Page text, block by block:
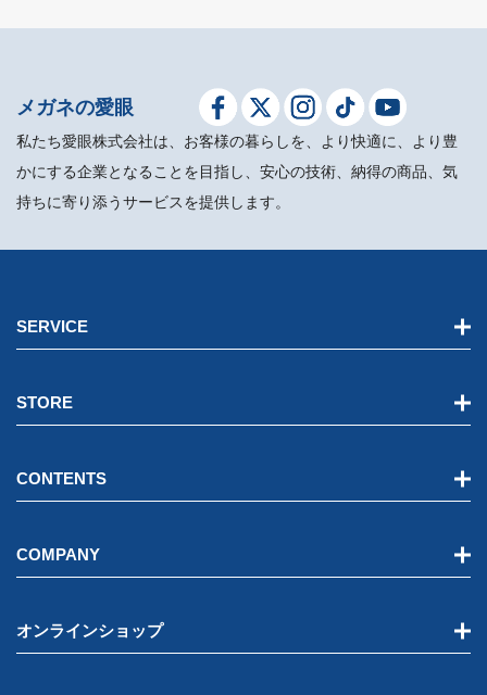
メガネの愛眼
私たち愛眼株式会社は、お客様の暮らしを、より快適に、より豊
かにする企業となることを目指し、安心の技術、納得の商品、気
持ちに寄り添うサービスを提供します。
SERVICE
STORE
CONTENTS
COMPANY
オンラインショップ